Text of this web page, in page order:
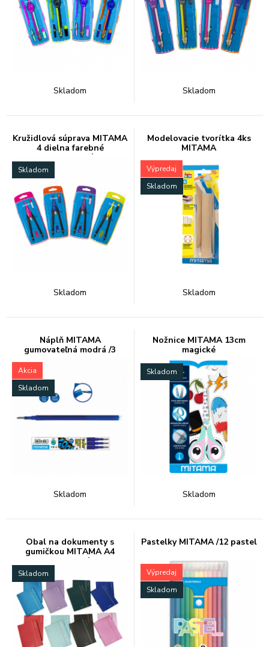
Skladom Skladom
Kružidlová súprava MITAMA
4 dielna farebné
nstaviteľné
Skladom
Skladom
Modelovacie tvorítka 4ks
MITAMA
Výpredaj
Skladom
Skladom
Náplň MITAMA
gumovateľná modrá /3
Akcia
Skladom
Skladom
Nožnice MITAMA 13cm
magické
Skladom
Skladom
Obal na dokumenty s
gumičkou MITAMA A4
metalické
Skladom
Pastelky MITAMA /12 pastel
Výpredaj
Skladom